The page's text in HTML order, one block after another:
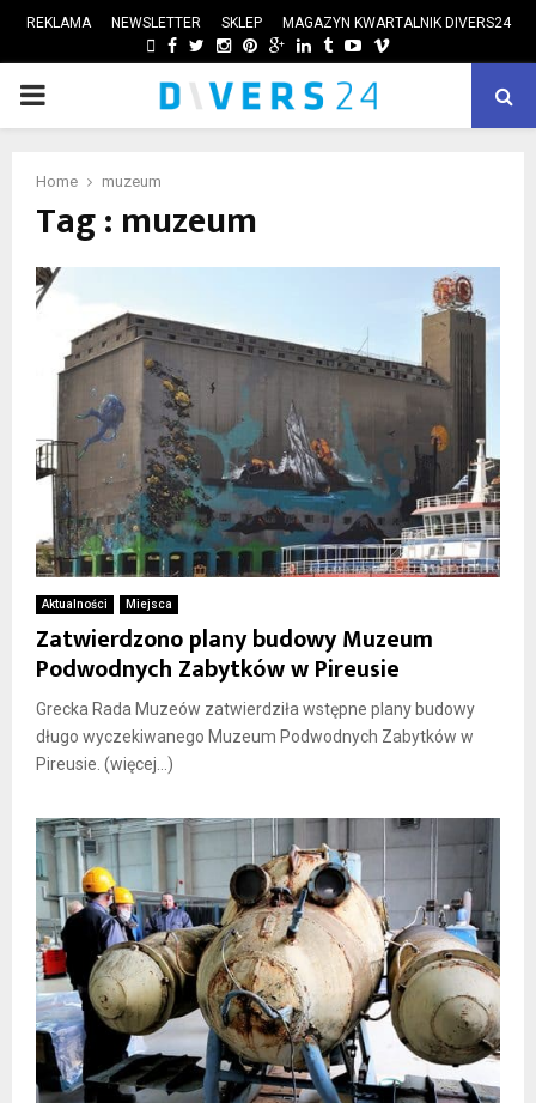
REKLAMA NEWSLETTER SKLEP MAGAZYN KWARTALNIK DIVERS24
FACEBOOK
TWITTER
INSTAGRAM
PINTEREST
GOOGLE
LINKEDIN
TUMBLRYOUTUBE
VIMEO
PRIMARY
Home muzeum
Tag : muzeum
Aktualności Miejsca
Zatwierdzono plany budowy Muzeum
Podwodnych Zabytków w Pireusie
Grecka Rada Muzeów zatwierdziła wstępne plany budowy
długo wyczekiwanego Muzeum Podwodnych Zabytków w
Pireusie. (więcej…)